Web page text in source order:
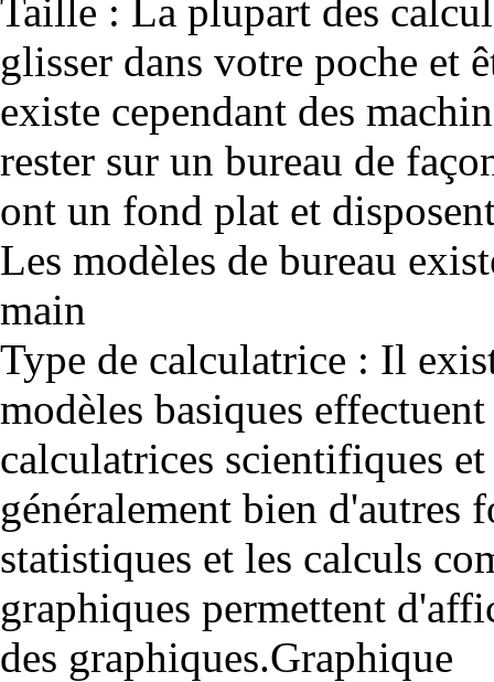
Taille : La plupart des
glisser dans votre poche et
existe cependant des
rester sur un bureau de
ont un fond plat et
Les modèles de bureau
main
Type de calculatrice : Il
modèles basiques
calculatrices scientifiques
généralement bien d'autres
statistiques et les calculs
graphiques permettent
des graphiques.Graphique